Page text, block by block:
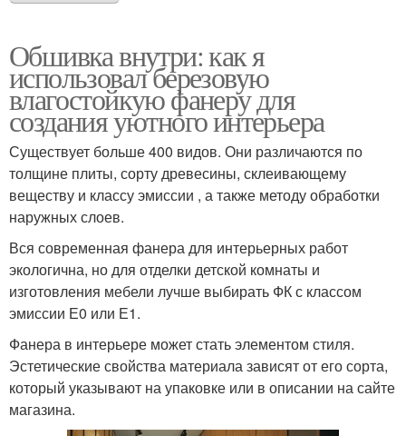
Обшивка внутри: как я
использовал березовую
влагостойкую фанеру для
создания уютного интерьера
Существует больше 400 видов. Они различаются по
толщине плиты, сорту древесины, склеивающему
веществу и классу эмиссии , а также методу обработки
наружных слоев.
Вся современная фанера для интерьерных работ
экологична, но для отделки детской комнаты и
изготовления мебели лучше выбирать ФК с классом
эмиссии Е0 или Е1.
Фанера в интерьере может стать элементом стиля.
Эстетические свойства материала зависят от его сорта,
который указывают на упаковке или в описании на сайте
магазина.